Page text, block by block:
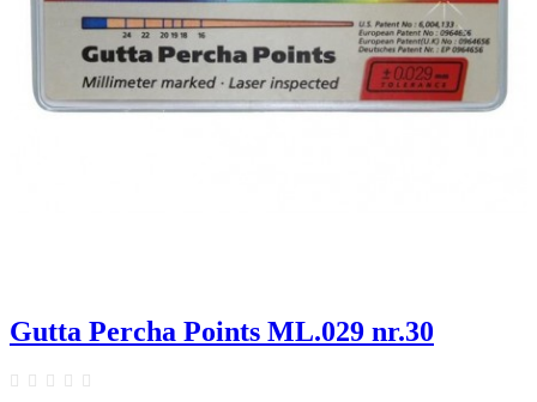
Gutta Percha Points ML.029 nr.30